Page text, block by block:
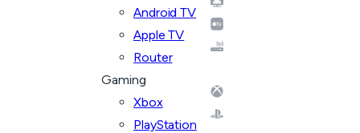
Android TV
Apple TV
Router
Gaming
Xbox
PlayStation